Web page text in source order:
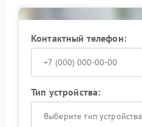
Контактный телефон:
Тип устройства:
Выберите тип устройства